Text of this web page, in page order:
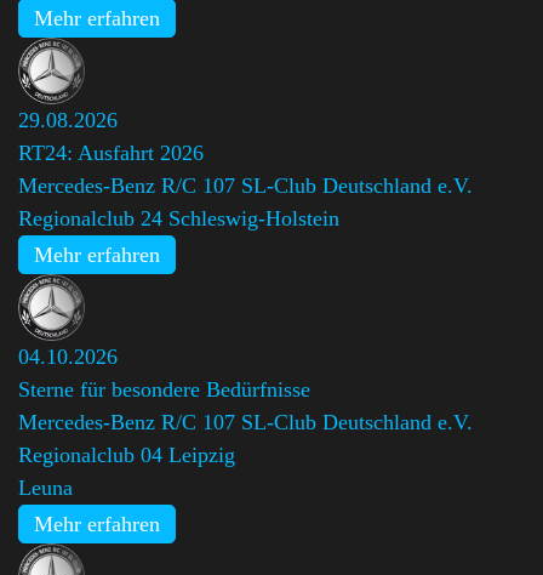
Mehr erfahren
29.08.2026
RT24: Ausfahrt 2026
Mercedes-Benz R/C 107 SL-Club Deutschland e.V.
Regionalclub 24 Schleswig-Holstein
Mehr erfahren
04.10.2026
Sterne für besondere Bedürfnisse
Mercedes-Benz R/C 107 SL-Club Deutschland e.V.
Regionalclub 04 Leipzig
Leuna
Mehr erfahren